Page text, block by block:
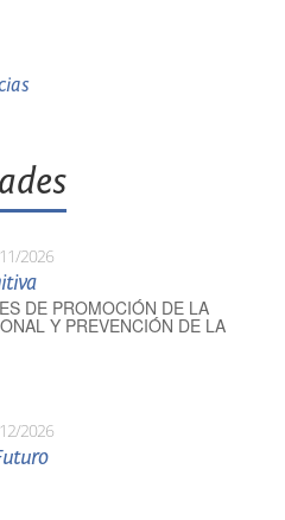
2026
DE PROMOCIÓN DE LA
Y PREVENCIÓN DE LA
2026